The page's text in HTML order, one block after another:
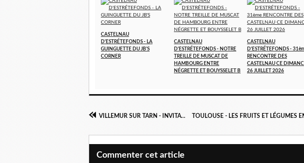
CASTELNAU
D'ESTRÉTEFONDS - LA
GUINGUETTE DU JB'S
CORNER
CASTELNAU
D'ESTRÉTEFONDS - NOTRE
TREILLE DE MUSCAT DE
HAMBOURG ENTRE
NÉGRETTE ET BOUYSSELET B
CASTELNAU
D'ESTRÉTEFONDS -
RENCONTRE DES
CASTELNAU CE
26 JUILLET 2026
VILLEMUR SUR TARN - INVITATION
Commenter cet article